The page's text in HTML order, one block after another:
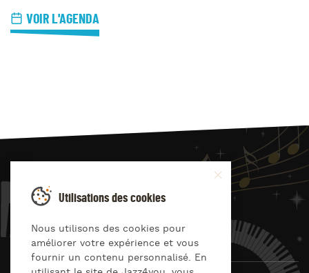
VOIR L'AGENDA
JAZZ4
Utilisations des cookies
Nous utilisons des cookies pour
améliorer votre expérience et vous
fournir un contenu personnalisé. En